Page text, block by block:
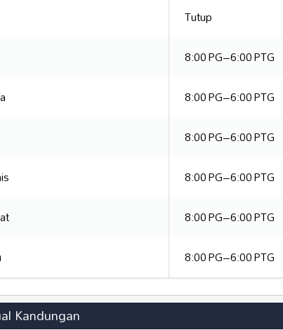
Tutup
8:00 PG–6:00 PTG
8:00 PG–6:00 PTG
8:00 PG–6:00 PTG
8:00 PG–6:00 PTG
8:00 PG–6:00 PTG
8:00 PG–6:00 PTG
Kandungan